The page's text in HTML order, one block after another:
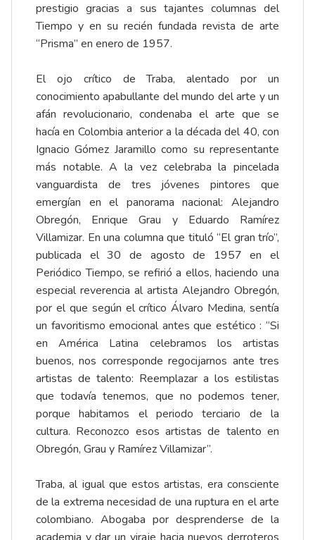
prestigio gracias a sus tajantes columnas del
Tiempo y en su recién fundada revista de arte
“Prisma” en enero de 1957.
El ojo crítico de Traba, alentado por un
conocimiento apabullante del mundo del arte y un
afán revolucionario, condenaba el arte que se
hacía en Colombia anterior a la década del 40, con
Ignacio Gómez Jaramillo como su representante
más notable. A la vez celebraba la pincelada
vanguardista de tres jóvenes pintores que
emergían en el panorama nacional: Alejandro
Obregón, Enrique Grau y Eduardo Ramírez
Villamizar. En una columna que tituló “El gran trío”,
publicada el 30 de agosto de 1957 en el
Periódico Tiempo, se refirió a ellos, haciendo una
especial reverencia al artista Alejandro Obregón,
por el que según el crítico Álvaro Medina, sentía
un favoritismo emocional antes que estético : “Si
en América Latina celebramos los artistas
buenos, nos corresponde regocijarnos ante tres
artistas de talento: Reemplazar a los estilistas
que todavía tenemos, que no podemos tener,
porque habitamos el periodo terciario de la
cultura. Reconozco esos artistas de talento en
Obregón, Grau y Ramírez Villamizar”.
Traba, al igual que estos artistas, era consciente
de la extrema necesidad de una ruptura en el arte
colombiano. Abogaba por desprenderse de la